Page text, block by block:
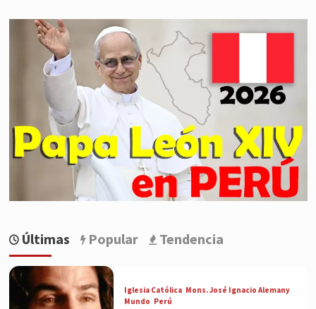
Últimas Popular Tendencia
Iglesia Católica Mons. José Ignacio Alemany
Mundo Perú